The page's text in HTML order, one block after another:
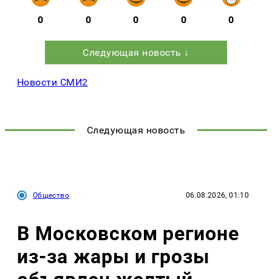
0 0 0 0 0
Следующая новость ↓
Новости СМИ2
Следующая новость
Общество 06.08.2026, 01:10
В Московском регионе
из-за жары и грозы